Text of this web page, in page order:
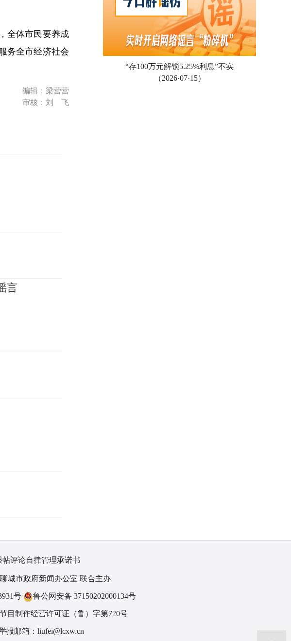
全体市民要养成
务全市经济社会
编辑：梁营营
审核：刘 飞
“存100万元解锁5.25%利息”不实
（2026·07·15）
言
帖评论自律管理承诺书
城市政府新闻办公室 联合主办
号 鲁公网安备 37150202000134号
目制作经营许可证（鲁）字第720号
报邮箱：liufei@lcxw.cn